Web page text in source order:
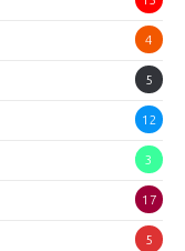
4
5
12
3
17
5